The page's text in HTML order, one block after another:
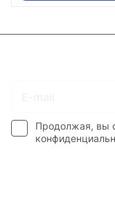
Продолжая, вы